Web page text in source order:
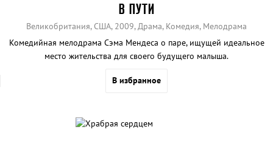
В ПУТИ
Великобритания, США, 2009, Драма, Комедия, Мелодрама
Комедийная мелодрама Сэма Мендеса о паре, ищущей идеальное
место жительства для своего будущего малыша.
В избранное